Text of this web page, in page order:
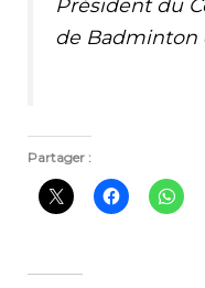
Président du
de Badminton
Partager :